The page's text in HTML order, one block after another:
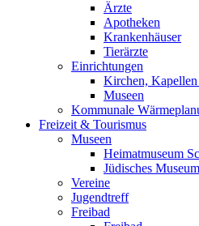
Ärzte
Apotheken
Krankenhäuser
Tierärzte
Einrichtungen
Kirchen,
Museen
Kommunale
Freizeit & Tourismus
Museen
Heimatmuseum
Jüdisches
Vereine
Jugendtreff
Freibad